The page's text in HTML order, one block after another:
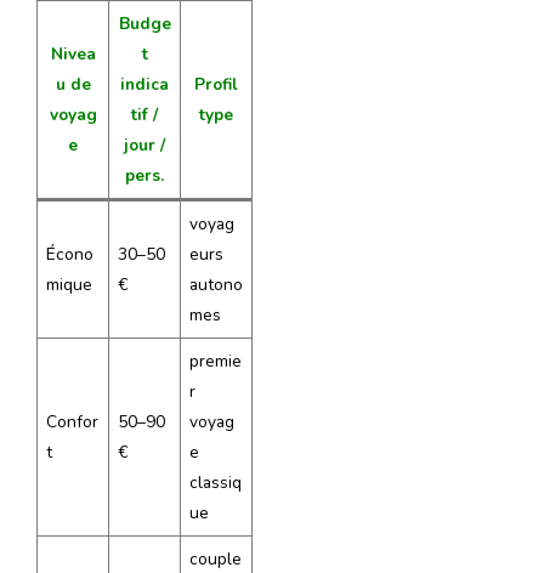
Nivea
u de
voyag
e
Budge
t
indica
tif /
jour /
pers.
Profil
type
Écono
mique
30–50
€
voyag
eurs
autono
mes
Confor
t
50–90
€
premie
r
voyag
e
classiq
ue
couple